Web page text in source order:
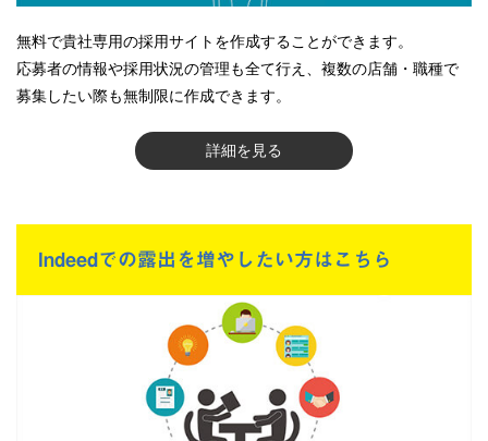
無料で貴社専用の採用サイトを作成することができます。
応募者の情報や採用状況の管理も全て行え、複数の店舗・職種で
募集したい際も無制限に作成できます。
詳細を見る
Indeedでの露出を増やしたい方はこちら